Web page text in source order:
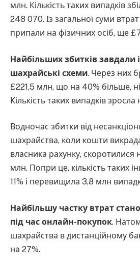
млн. Кількість таких випадків
248 070. Із загальної суми
припали на фізичних осіб, ще
Найбільших збитків завдали
шахрайські схеми. Через них
£221,5 млн, що на 40% більше,
Кількість таких випадків зросла
Водночас збитки від
шахрайства, коли кошти
власника рахунку, скоротилися
млн. Попри це, кількість таких
11% і перевищила 3,8 млн
Найбільшу частку втрат
під час онлайн-покупок.
шахрайства в дистанційному
на 27%.